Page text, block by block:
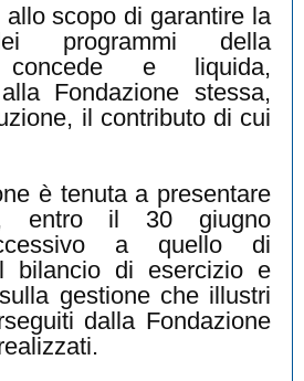
scopo di garantire la
programmi della
concede e liquida,
Fondazione stessa,
il contributo di cui
è tenuta a presentare
entro il 30 giugno
a quello di
bilancio di esercizio e
gestione che illustri
dalla Fondazione